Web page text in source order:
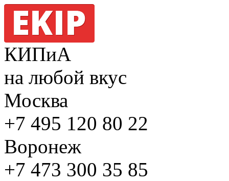
КИПиА
на любой вкус
Москва
+7 495 120 80 22
Воронеж
+7 473 300 35 85